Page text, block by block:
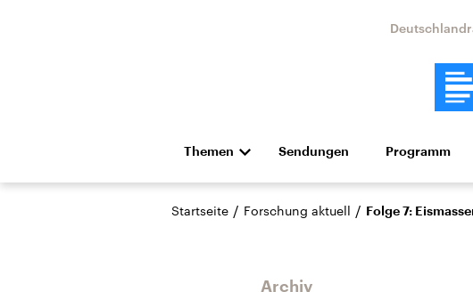
Themen
Die Nachrichten Politik Wirtschaft
Hörspiel und Feature Musik
Sendungen Programm
Startseite / Forschung aktuell / Folge 7:
Archiv